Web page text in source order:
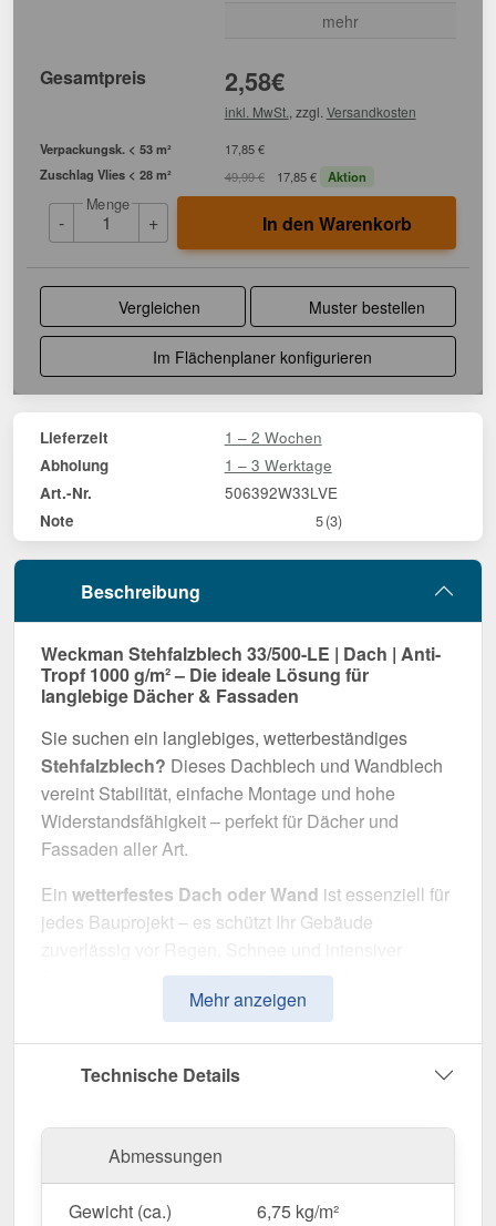
mehr
Gesamtpreis 2,58€
inkl. MwSt. , zzgl. Versandkosten
Verpackungsk. < 53 m²
17,85 €
Zuschlag Vlies < 28 m²
49,99 € 17,85 € Aktion
-
Menge
+ In den Warenkorb
Vergleichen Muster bestellen
Im Flächenplaner konfigurieren
Lieferzeit 1 – 2 Wochen
Abholung 1 – 3 Werktage
Art.-Nr. 506392W33LVE
Note 5(3)
Beschreibung
Weckman Stehfalzblech 33/500-LE | Dach | Anti-
Tropf 1000 g/m² – Die ideale Lösung für
langlebige Dächer & Fassaden
Sie suchen ein langlebiges, wetterbeständiges
Stehfalzblech? Dieses Dachblech und Wandblech
vereint Stabilität, einfache Montage und hohe
Widerstandsfähigkeit – perfekt für Dächer und
Fassaden aller Art.
Ein wetterfestes Dach oder Wand ist essenziell für
jedes Bauprojekt – es schützt Ihr Gebäude
Sonneneinstrahlung. Dieses Dachblech und
Wandblech wurde speziell entwickelt, um eine
hohe Widerstandsfähigkeit und eine
Hergestellt ausStahlmit einer
0,63 mm, sorgt es für eine robuste Dach- und
Wandlösung. Die
Plattenbreite von 54,8 cm
Mehr anzeigen
Technische Details
Abmessungen
Gewicht (ca.)
6,75 kg/m²